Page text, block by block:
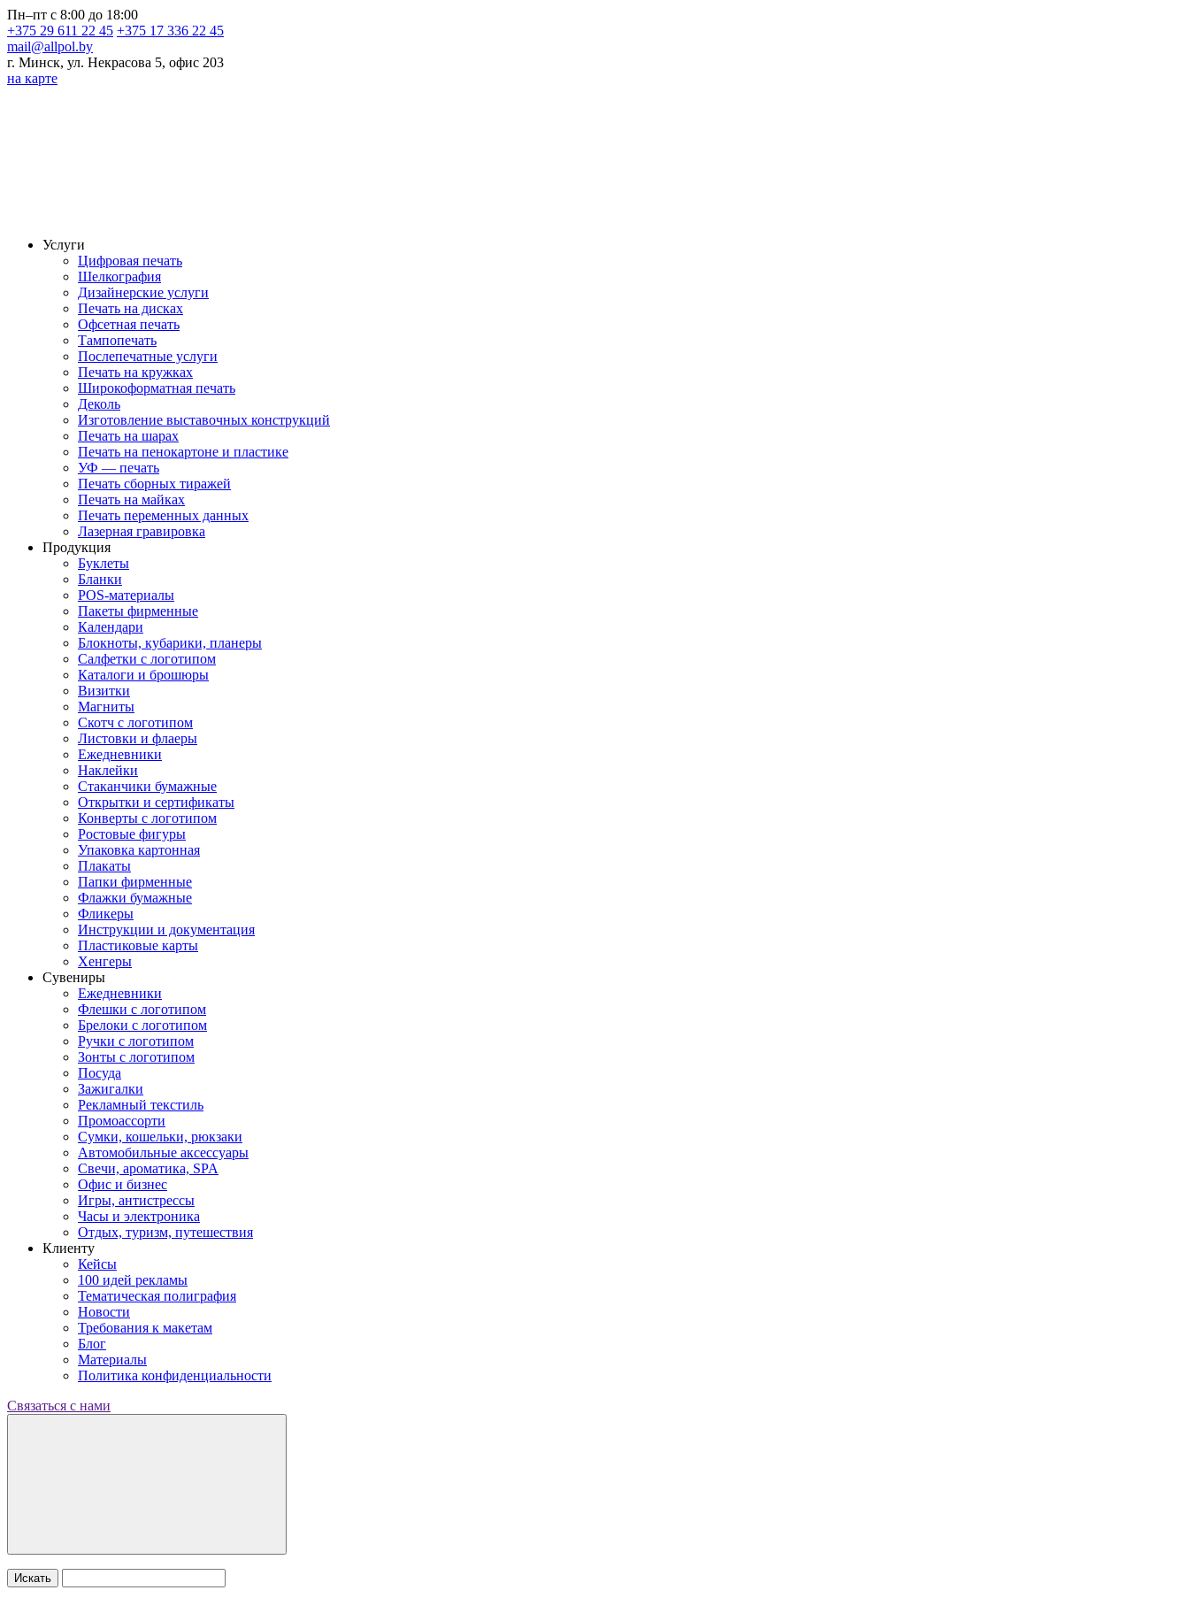
Пн–пт с 8:00 до 18:00
+375 29 611 22 45 +375 17 336 22 45
mail@allpol.by
г. Минск, ул. Некрасова 5, офис 203
на карте
Услуги
Цифровая печать
Шелкография
Дизайнерские услуги
Печать на дисках
Офсетная печать
Тампопечать
Послепечатные услуги
Печать на кружках
Широкоформатная печать
Деколь
Изготовление выставочных конструкций
Печать на шарах
Печать на пенокартоне и пластике
УФ — печать
Печать сборных тиражей
Печать на майках
Печать переменных данных
Лазерная гравировка
Продукция
Буклеты
Бланки
POS-материалы
Пакеты фирменные
Календари
Блокноты, кубарики, планеры
Салфетки с логотипом
Каталоги и брошюры
Визитки
Магниты
Скотч с логотипом
Листовки и флаеры
Ежедневники
Наклейки
Стаканчики бумажные
Открытки и сертификаты
Конверты с логотипом
Ростовые фигуры
Упаковка картонная
Плакаты
Папки фирменные
Флажки бумажные
Фликеры
Инструкции и документация
Пластиковые карты
Хенгеры
Сувениры
Ежедневники
Флешки с логотипом
Брелоки с логотипом
Ручки с логотипом
Зонты с логотипом
Посуда
Зажигалки
Рекламный текстиль
Промоассорти
Сумки, кошельки, рюкзаки
Автомобильные аксессуары
Свечи, ароматика, SPA
Офис и бизнес
Игры, антистрессы
Часы и электроника
Отдых, туризм, путешествия
Клиенту
Кейсы
100 идей рекламы
Тематическая полиграфия
Новости
Требования к макетам
Блог
Материалы
Политика конфиденциальности
Связаться с нами
Искать